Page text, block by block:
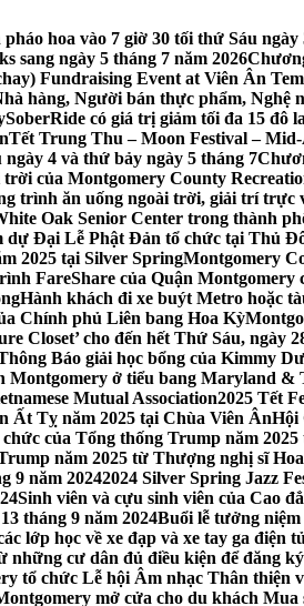
pháo hoa vào 7 giờ 30 tối thứ Sáu
sang ngày 5 tháng 7 năm 2026
Fundraising Event at Viên Ân
hàng, Người bán thực phẩm, Nghệ
SoberRide có giá trị giảm tối đa 15 đô
Tết Trung Thu – Moon Festival –
4 và thứ bảy ngày 5 tháng 7
trời của Montgomery County
trình ăn uống ngoài trời, giải trí
Oak Senior Center trong thành
Đại Lễ Phật Đản tổ chức tại Thủ
2025 tại Silver SpringMontgomery
FareShare của Quận Montgomery
Hành khách đi xe buýt Metro hoặc
Chính phủ Liên bang Hoa Kỳ
Closet’ cho đến hết Thứ Sáu, ngày
Báo giải học bổng của Kimmy
ở tiểu bang Maryland
Mutual Association2025 Tết
Ất Tỵ năm 2025 tại Chùa Viên ÂnHội
của Tổng thống Trump năm
năm 2025 từ Thượng nghị sĩ
9 năm 20242024 Silver Spring Jazz
Sinh viên và cựu sinh viên của Cao
tháng 9 năm 2024Buổi lễ tưởng
lớp học về xe đạp và xe tay ga điện
cư dân đủ điều kiện để đăng
tổ chức Lễ hội Âm nhạc Thân thiện
mở cửa cho du khách